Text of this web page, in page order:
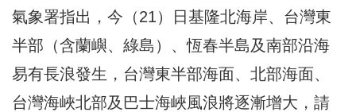
氣象署指出，今（21）日基隆北海岸、台灣東
半部（含蘭嶼、綠島）、恆春半島及南部沿海
易有長浪發生，台灣東半部海面、北部海面、
台灣海峽北部及巴士海峽風浪將逐漸增大，請